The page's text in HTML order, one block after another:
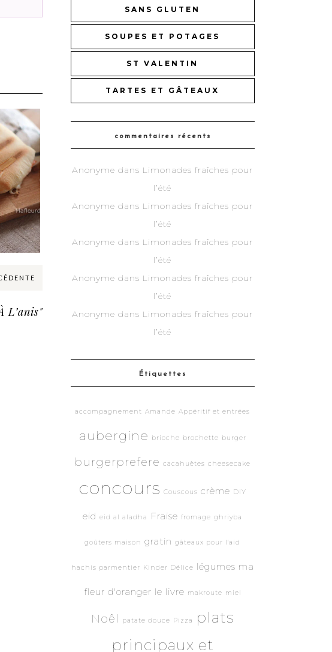
L’anis"
SANS GLUTEN
SOUPES ET POTAGES
ST VALENTIN
TARTES ET GÂTEAUX
commentaires récents
Anonyme dans Limonades fraîches pour
l’été
Anonyme dans Limonades fraîches pour
l’été
Anonyme dans Limonades fraîches pour
l’été
Anonyme dans Limonades fraîches pour
l’été
Anonyme dans Limonades fraîches pour
l’été
Étiquettes
accompagnement Amande Appéritif et entrées
aubergine brioche brochette burger
burgerprefere cacahuètes cheesecake
concours Couscous crème DIY
eid eid al aladha Fraise fromage ghriyba
goûters maison gratin gâteaux pour l'aid
hachis parmentier Kinder Délice légumes ma
fleur d'oranger le livre makroute miel
Noêl patate douce Pizza
plats
principaux et